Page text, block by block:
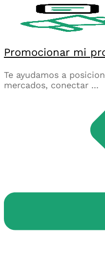
Promocionar mi
Te ayudamos a
mercados, conectar ...